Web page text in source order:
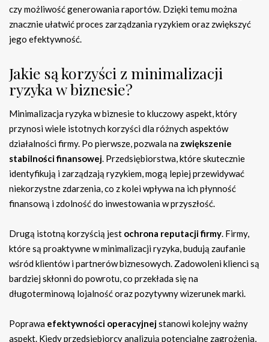
czy możliwość generowania raportów. Dzięki temu można
znacznie ułatwić proces zarządzania ryzykiem oraz zwiększyć
jego efektywność.
Jakie są korzyści z minimalizacji
ryzyka w biznesie?
Minimalizacja ryzyka w biznesie to kluczowy aspekt, który
przynosi wiele istotnych korzyści dla różnych aspektów
działalności firmy. Po pierwsze, pozwala na zwiększenie
stabilności finansowej. Przedsiębiorstwa, które skutecznie
identyfikują i zarządzają ryzykiem, mogą lepiej przewidywać
niekorzystne zdarzenia, co z kolei wpływa na ich płynność
finansową i zdolność do inwestowania w przyszłość.
Drugą istotną korzyścią jest ochrona reputacji firmy. Firmy,
które są proaktywne w minimalizacji ryzyka, budują zaufanie
wśród klientów i partnerów biznesowych. Zadowoleni klienci są
bardziej skłonni do powrotu, co przekłada się na
długoterminową lojalność oraz pozytywny wizerunek marki.
Poprawa efektywności operacyjnejstanowi kolejny ważny
aspekt. Kiedy przedsiębiorcy analizują potencjalne zagrożenia,